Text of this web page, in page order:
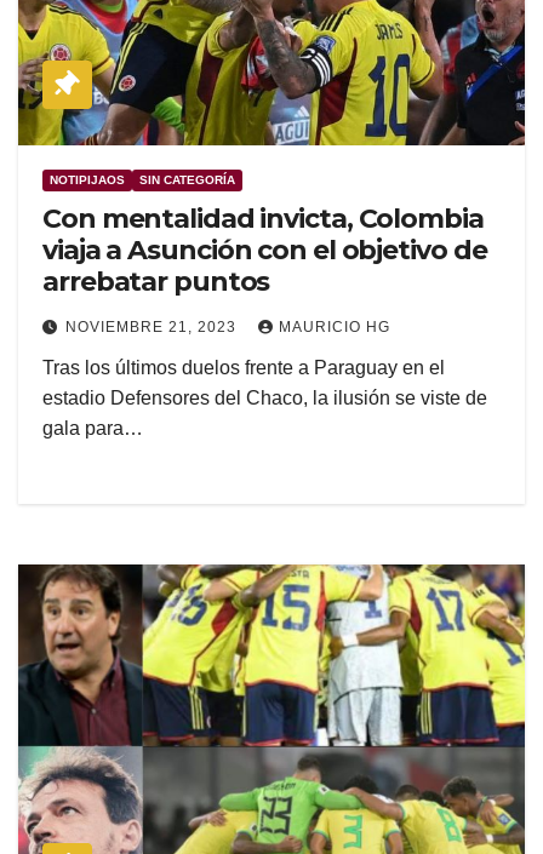
NOTIPIJAOS SIN CATEGORÍA
Con mentalidad invicta, Colombia
viaja a Asunción con el objetivo de
arrebatar puntos
NOVIEMBRE 21, 2023 MAURICIO HG
Tras los últimos duelos frente a Paraguay en el
estadio Defensores del Chaco, la ilusión se viste de
gala para…